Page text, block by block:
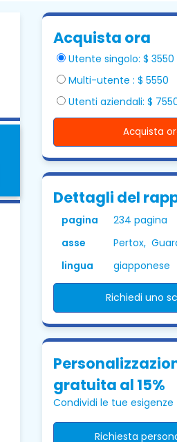
Acquista ora
Utente singolo: $ 3550
Multi-utente : $ 5550
Utenti aziendali: $
Acquista
Dettagli del
pagina
234 pagina
asse
Pertox,
lingua
giapponese
Richiedi uno
gratuita al 15%
Condividi le tue esigenze
Richiesta